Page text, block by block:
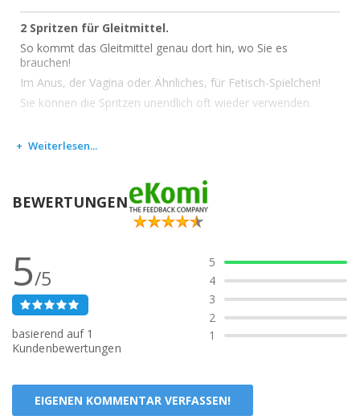
2 Spritzen für Gleitmittel.
So kommt das Gleitmittel genau dort hin, wo Sie es
brauchen!
Im Anus, der Vagina oder Ähnliches, für Fetisch-Spielchen!
Sie können die Spritzen unendlich oft wieder verwenden.
Weiterlesen...
BEWERTUNGEN
5/5
basierend auf 1
Kundenbewertungen
5
4
3
2
1
EIGENEN KOMMENTAR VERFASSEN!